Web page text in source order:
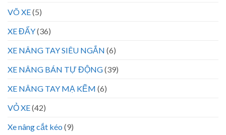
VÕ XE(5)
XE ĐẨY(36)
XE NÂNG TAY SIÊU NGẮN (6)
XE NÂNG BÁN TỰ ĐỘNG(39)
XE NÂNG TAY MẠ KẼM (6)
VỎ XE(42)
Xe nâng cắt kéo (9)